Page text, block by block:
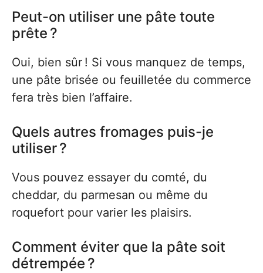
Peut-on utiliser une pâte toute
prête ?
Oui, bien sûr ! Si vous manquez de temps,
une pâte brisée ou feuilletée du commerce
fera très bien l’affaire.
Quels autres fromages puis-je
utiliser ?
Vous pouvez essayer du comté, du
cheddar, du parmesan ou même du
roquefort pour varier les plaisirs.
Comment éviter que la pâte soit
détrempée ?